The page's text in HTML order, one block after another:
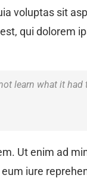
voluptas sit
qui dolorem
learn what it had
Ut enim ad
iure